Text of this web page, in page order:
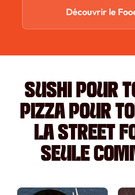
Découvrir le
SUSHI POUR
PIZZA POUR
LA STREET
SEULE